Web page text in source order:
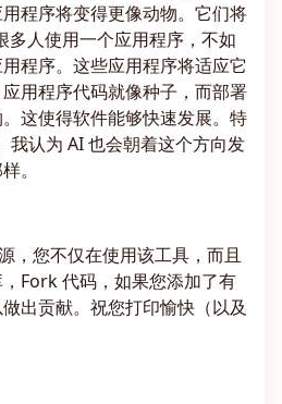
程序将变得更像动物。它们将
多人使用一个应用程序，不如
程序。这些应用程序将适应它
用程序代码就像种子，而部署
这使得软件能够快速发展。特
我认为 AI 也会朝着这个方向发
。
，您不仅在使用该工具，而且
Fork 代码，如果您添加了有
出贡献。祝您打印愉快（以及